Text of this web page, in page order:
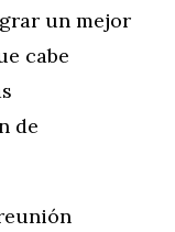
un mejor
cabe
de